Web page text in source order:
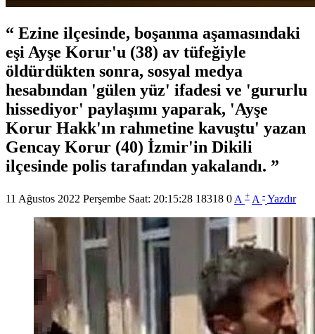
Ezine ilçesinde, boşanma aşamasındaki
eşi Ayşe Korur'u (38) av tüfeğiyle
öldürdükten sonra, sosyal medya
hesabından 'gülen yüz' ifadesi ve 'gururlu
hissediyor' paylaşımı yaparak, 'Ayşe
Korur Hakk'ın rahmetine kavuştu' yazan
Gencay Korur (40) İzmir'in Dikili
ilçesinde polis tarafından yakalandı.
11 Ağustos 2022 Perşembe Saat: 20:15:28 18318 0 A + A - Yazdır